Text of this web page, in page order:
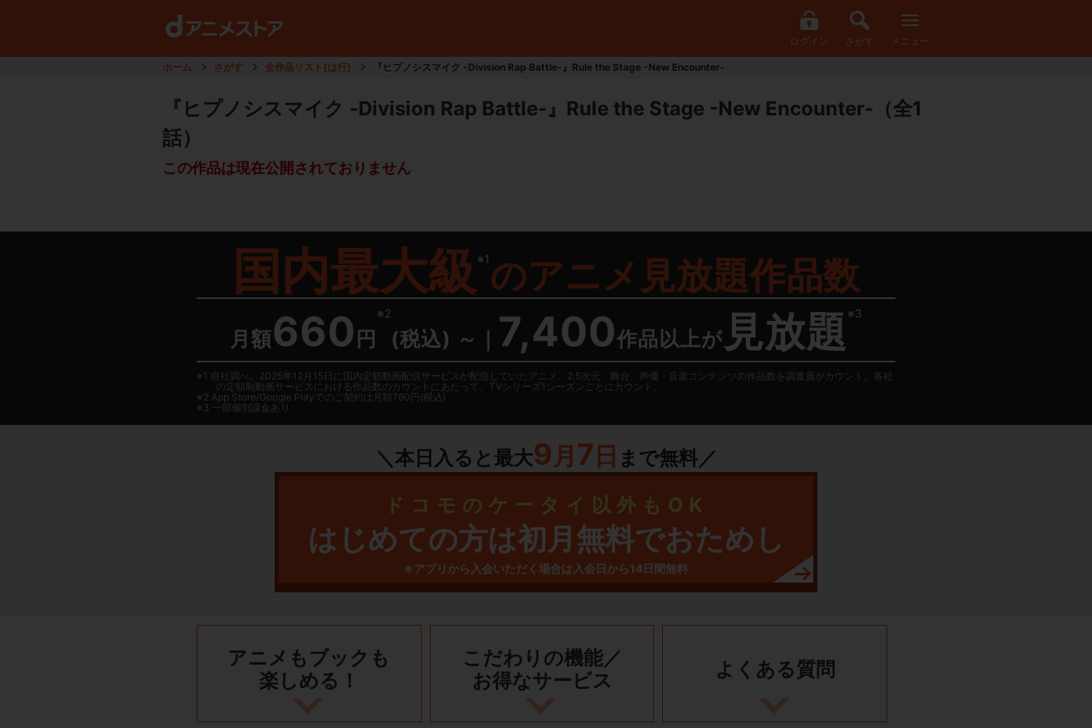
ログイン さがす メニュー
ホーム さがす 全作品リスト[は行] 『ヒプノシスマイク -Division Rap Battle-』Rule the Stage -New Encounter-
『ヒプノシスマイク -Division Rap Battle-』Rule the Stage -New Encounter- （全1
話）
この作品は現在公開されておりません
国内最大級 ※1 のアニメ見放題作品数
月額660 円
※2
(税込) ～ 7,400作品以上が 見放題 ※3
1 自社調べ。2025年12月15日に国内定額動画配信サービスが配信していたアニメ、2.5次元・舞台、声優・音楽コンテンツの作品数を調査員がカウント。各社
の定額制動画サービスにおける作品数のカウントにあたって、TVシリーズ1シーズンごとにカウント。
2 App Store/Google Playでのご契約は月額760円(税込)
3 一部個別課金あり
＼本日入ると最大9月 7 日 まで無料／
ドコモのケータイ以外もOK
はじめての方は初月無料でおためし
※アプリから入会いただく場合は入会日から14日間無料
アニメもブックも
楽しめる！
こだわりの機能／
お得なサービス
よくある質問